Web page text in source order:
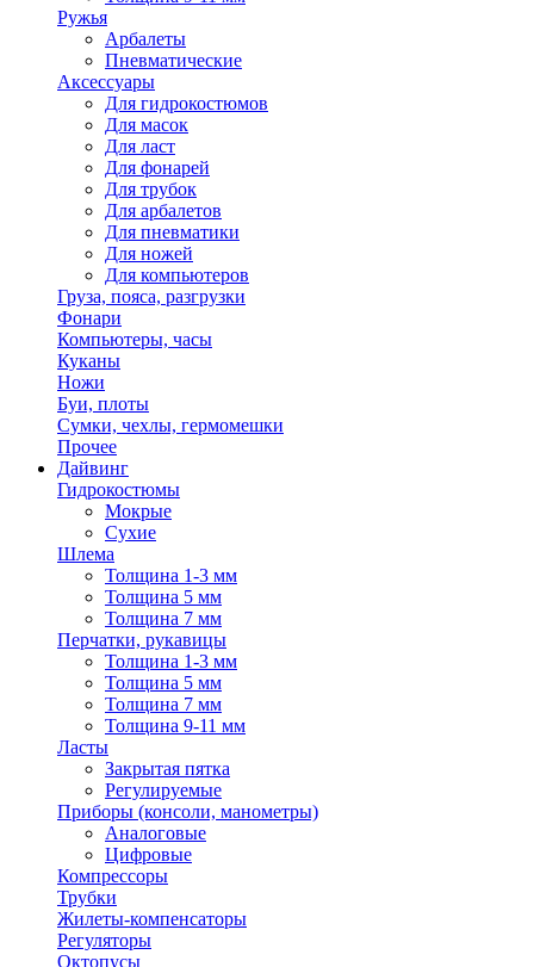
Ружья
Арбалеты
Пневматические
Аксессуары
Для гидрокостюмов
Для масок
Для ласт
Для фонарей
Для трубок
Для арбалетов
Для пневматики
Для ножей
Для компьютеров
Груза, пояса, разгрузки
Фонари
Компьютеры, часы
Куканы
Ножи
Буи, плоты
Сумки, чехлы, гермомешки
Прочее
Дайвинг
Гидрокостюмы
Мокрые
Сухие
Шлема
Толщина 1-3 мм
Толщина 5 мм
Толщина 7 мм
Перчатки, рукавицы
Толщина 1-3 мм
Толщина 5 мм
Толщина 7 мм
Толщина 9-11 мм
Ласты
Закрытая пятка
Регулируемые
Приборы (консоли, манометры)
Аналоговые
Цифровые
Компрессоры
Трубки
Жилеты-компенсаторы
Регуляторы
Октопусы